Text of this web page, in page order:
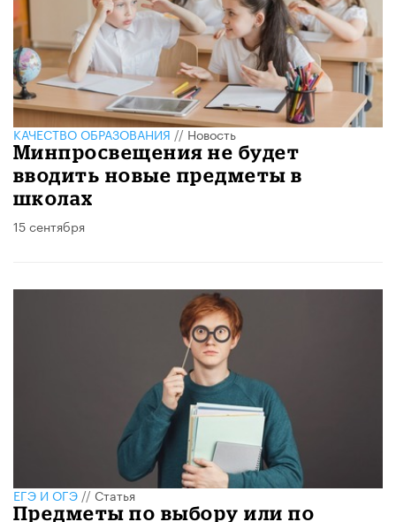
КАЧЕСТВО ОБРАЗОВАНИЯ//Новость
Минпросвещения не будет
вводить новые предметы в
школах
15 сентября
ЕГЭ И ОГЭ//Статья
Предметы по выбору или по